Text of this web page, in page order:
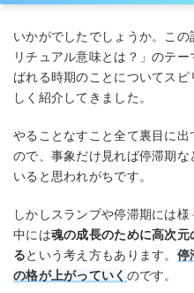
いかがでしたでしょうか。こ
リチュアル意味とは？」のテ
ばれる時期のことについてス
しく紹介してきました。
やることなすこと全て裏目に
ので、事象だけ見れば停滞期
いると思われがちです。
しかしスランプや停滞期には様
中には魂の成長のために高次
るという考え方もあります。 停
の格が上がっていく のです。